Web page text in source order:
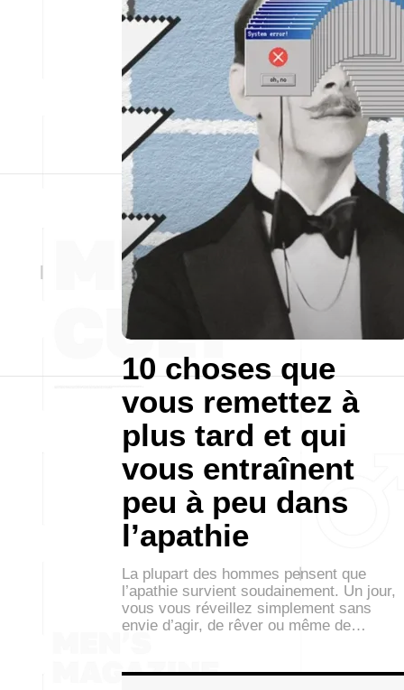
10 choses que
vous remettez à
plus tard et qui
vous entraînent
peu à peu dans
l’apathie
La plupart des hommes pensent que
l’apathie survient soudainement. Un jour,
vous vous réveillez simplement sans
envie d’agir, de rêver ou même de…